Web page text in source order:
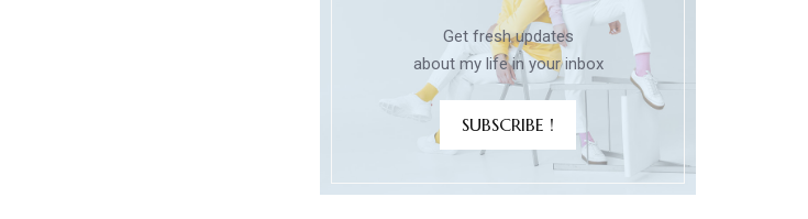
Get fresh updates
about my life in your inbox
SUBSCRIBE !